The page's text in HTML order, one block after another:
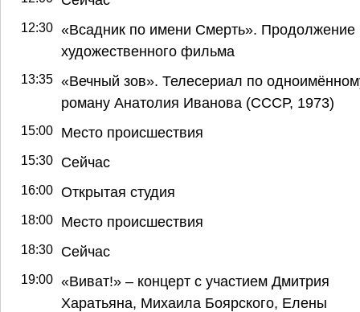
12:30 «Всадник по имени Смерть». Продолжение
художественного фильма
13:35 «Вечный зов». Телесериал по
роману Анатолия Иванова (СССР, 1973)
15:00 Место происшествия
15:30 Сейчас
16:00 Открытая студия
18:00 Место происшествия
18:30 Сейчас
19:00 «Виват!» – концерт с участием Дмитрия
Харатьяна, Михаила Боярского, Елены